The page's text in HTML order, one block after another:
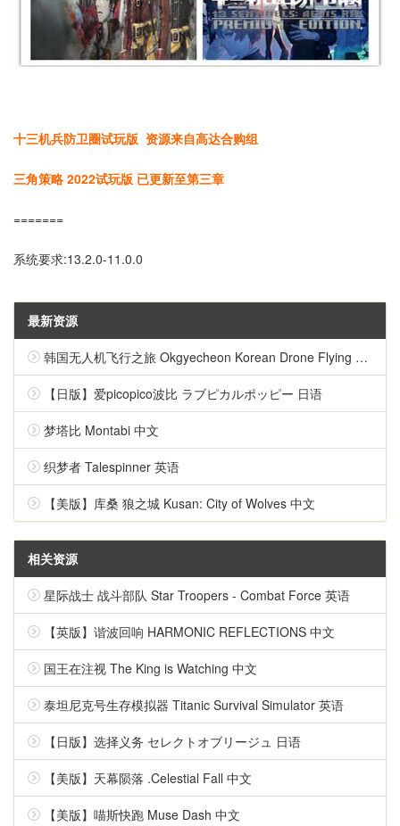
十三机兵防卫圈试玩版 资源来自高达合购组
三角策略 2022试玩版 已更新至第三章
=======
系统要求:13.2.0-11.0.0
最新资源
韩国无人机飞行之旅 Okgyecheon Korean Drone Flying Tour Okgyecheon 中文
【日版】爱picopico波比 ラブピカルポッピー 日语
梦塔比 Montabi 中文
织梦者 Talespinner 英语
【美版】库桑 狼之城 Kusan: City of Wolves 中文
相关资源
星际战士 战斗部队 Star Troopers - Combat Force 英语
【英版】谐波回响 HARMONIC REFLECTIONS 中文
国王在注视 The King is Watching 中文
泰坦尼克号生存模拟器 Titanic Survival Simulator 英语
【日版】选择义务 セレクトオブリージュ 日语
【美版】天幕陨落 .Celestial Fall 中文
【美版】喵斯快跑 Muse Dash 中文